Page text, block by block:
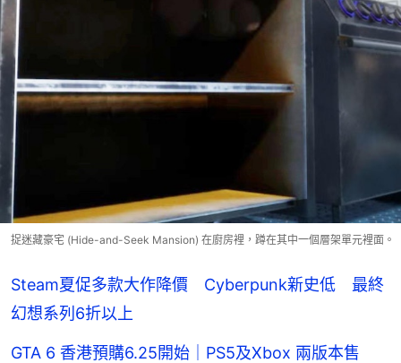
捉迷藏豪宅 (Hide-and-Seek Mansion) 在廚房裡，蹲在其中一個層架單元裡面。
Steam夏促多款大作降價 Cyberpunk新史低 最終
幻想系列6折以上
GTA 6 香港預購6.25開始｜PS5及Xbox 兩版本售